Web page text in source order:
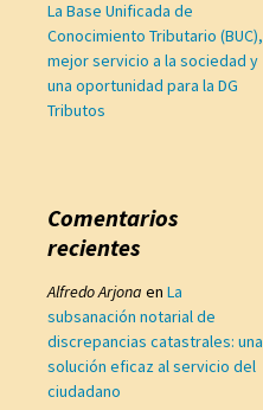
La Base Unificada de
Conocimiento Tributario (BUC),
mejor servicio a la sociedad y
una oportunidad para la DG
Tributos
Comentarios
recientes
Alfredo Arjona en La
subsanación notarial de
discrepancias catastrales: una
solución eficaz al servicio del
ciudadano